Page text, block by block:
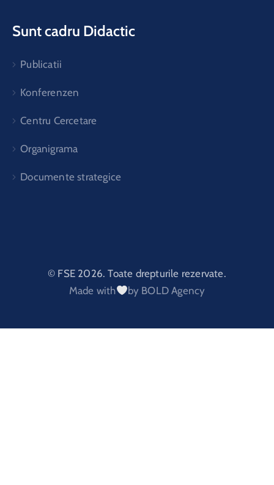
Sunt cadru Didactic
Publicatii
Konferenzen
Centru Cercetare
Organigrama
Documente strategice
© FSE 2026. Toate drepturile rezervate.
Made with
by BOLD Agency